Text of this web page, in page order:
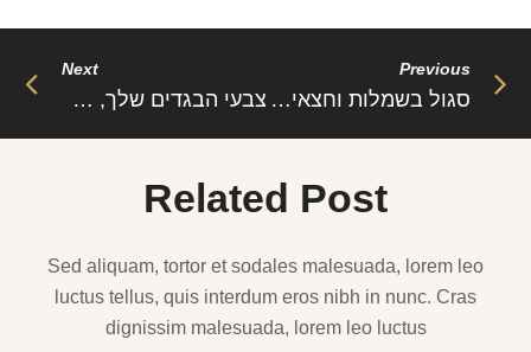
Previous
סגול בשמלות וחצאיות וההשפעה שלו
Next
צבעי הבגדים שלך, איך את מתבטאת באמצעותם, ואיזו תחושה הם משדרים
Related Post
Sed aliquam, tortor et sodales malesuada, lorem leo
luctus tellus, quis interdum eros nibh in nunc. Cras
dignissim malesuada, lorem leo luctus